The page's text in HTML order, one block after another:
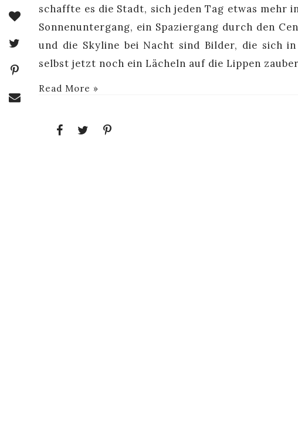
schaffte es die Stadt, sich jeden Tag etwas mehr
Sonnenuntergang, ein Spaziergang durch den
und die Skyline bei Nacht sind Bilder, die sich
selbst jetzt noch ein Lächeln auf die Lippen
Read More »